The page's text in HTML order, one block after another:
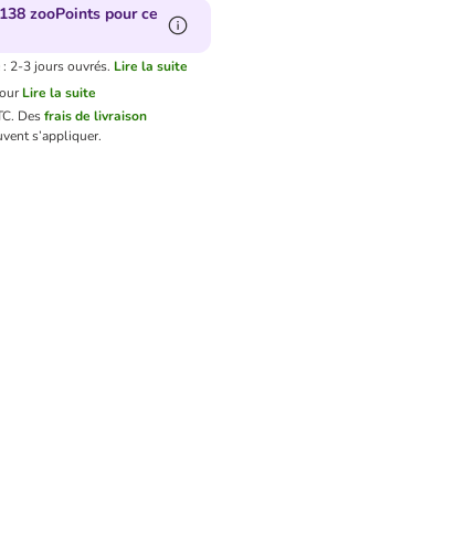
zooPoints pour ce
2-3 jours ouvrés. Lire la suite
Lire la suite
Desfrais de livraison
s’appliquer.